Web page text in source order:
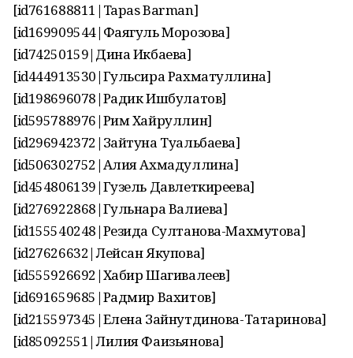
[id761688811|Tapas Barman]
[id169909544|Фаягуль Морозова]
[id74250159|Дина Икбаева]
[id444913530|Гульсира Рахматуллина]
[id198696078|Радик Ишбулатов]
[id595788976|Рим Хайруллин]
[id296942372|Зайтуна Туальбаева]
[id506302752|Алия Ахмадуллина]
[id454806139|Гузель Давлеткиреева]
[id276922868|Гульнара Валиева]
[id155540248|Резида Султанова-Махмутова]
[id27626632|Лейсан Якупова]
[id555926692|Хабир Шагивалеев]
[id691659685|Радмир Вахитов]
[id215597345|Елена Зайнутдинова-Татаринова]
[id85092551|Лилия Фаизьянова]